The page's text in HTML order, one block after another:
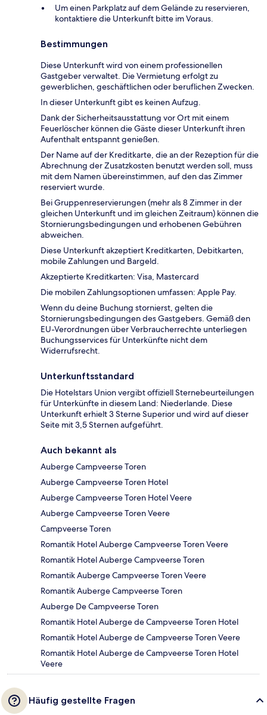
Um einen Parkplatz auf dem Gelände zu reservieren,
kontaktiere die Unterkunft bitte im Voraus.
Bestimmungen
Diese Unterkunft wird von einem professionellen
Gastgeber verwaltet. Die Vermietung erfolgt zu
gewerblichen, geschäftlichen oder beruflichen Zwecken.
In dieser Unterkunft gibt es keinen Aufzug.
Dank der Sicherheitsausstattung vor Ort mit einem
Feuerlöscher können die Gäste dieser Unterkunft ihren
Aufenthalt entspannt genießen.
Der Name auf der Kreditkarte, die an der Rezeption für die
Abrechnung der Zusatzkosten benutzt werden soll, muss
mit dem Namen übereinstimmen, auf den das Zimmer
reserviert wurde.
Bei Gruppenreservierungen (mehr als 8 Zimmer in der
gleichen Unterkunft und im gleichen Zeitraum) können die
Stornierungsbedingungen und erhobenen Gebühren
abweichen.
Diese Unterkunft akzeptiert Kreditkarten, Debitkarten,
mobile Zahlungen und Bargeld.
Akzeptierte Kreditkarten: Visa, Mastercard
Die mobilen Zahlungsoptionen umfassen: Apple Pay.
Wenn du deine Buchung stornierst, gelten die
Stornierungsbedingungen des Gastgebers. Gemäß den
EU-Verordnungen über Verbraucherrechte unterliegen
Buchungsservices für Unterkünfte nicht dem
Widerrufsrecht.
Unterkunftsstandard
Die Hotelstars Union vergibt offiziell Sternebeurteilungen
für Unterkünfte in diesem Land: Niederlande. Diese
Unterkunft erhielt 3 Sterne Superior und wird auf dieser
Seite mit 3,5 Sternen aufgeführt.
Auch bekannt als
Auberge Campveerse Toren
Auberge Campveerse Toren Hotel
Auberge Campveerse Toren Hotel Veere
Auberge Campveerse Toren Veere
Campveerse Toren
Romantik Hotel Auberge Campveerse Toren Veere
Romantik Hotel Auberge Campveerse Toren
Romantik Auberge Campveerse Toren Veere
Romantik Auberge Campveerse Toren
Auberge De Campveerse Toren
Romantik Hotel Auberge de Campveerse Toren Hotel
Romantik Hotel Auberge de Campveerse Toren Veere
Romantik Hotel Auberge de Campveerse Toren Hotel
Veere
Häufig gestellte Fragen